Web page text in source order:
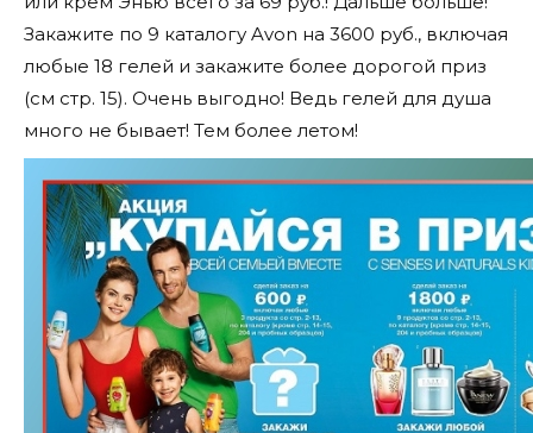
Закажите по 9 каталогу Avon на 3600 руб., включая
любые 18 гелей и закажите более дорогой приз
(см стр. 15). Очень выгодно! Ведь гелей для душа
много не бывает! Тем более летом!